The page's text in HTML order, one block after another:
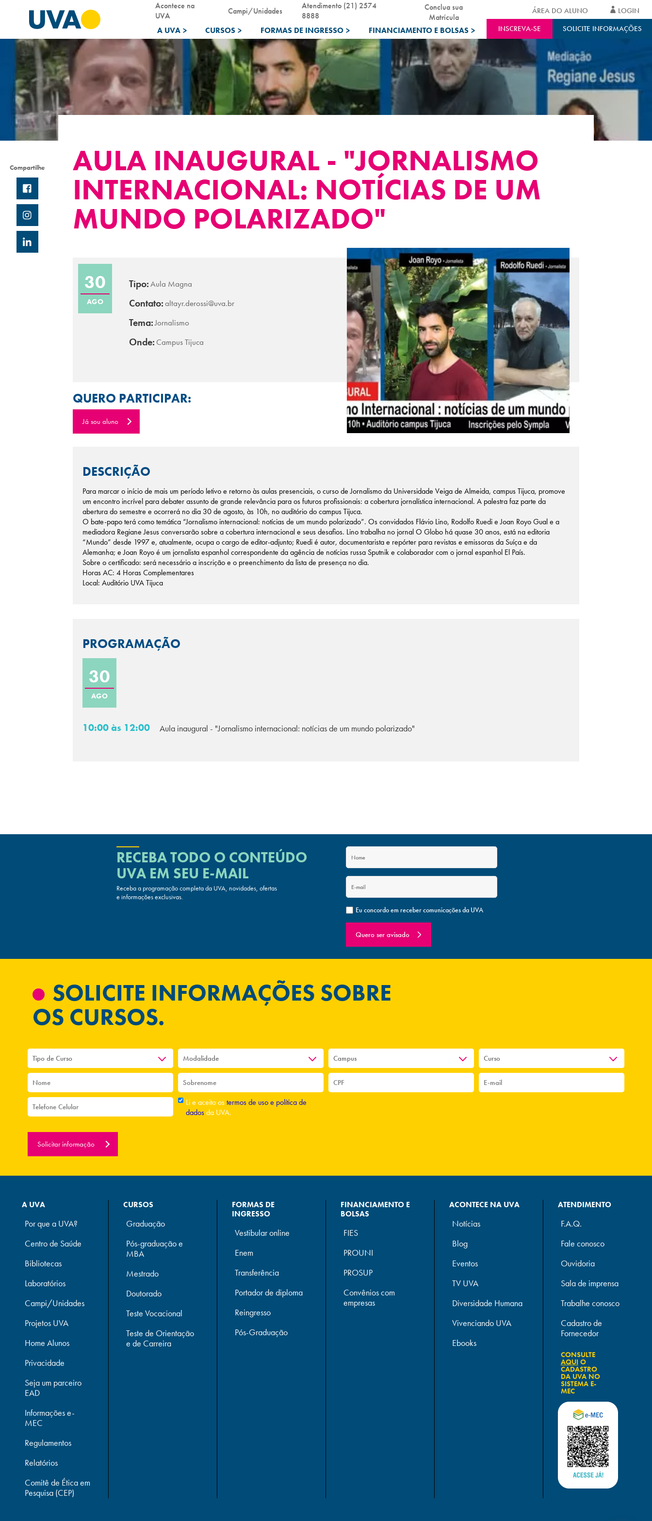
A UVA > CURSOS > FORMAS DE INGRESSO > FINANCIAMENTO E BOLSAS >
Acontece na
UVA
Campi/Unidades
Atendimento (21) 2574
8888
Conclua sua
Matrícula
INSCREVA-SE SOLICITE INFORMAÇÕES
ÁREA DO ALUNO LOGIN
AULA INAUGURAL - "JORNALISMO
INTERNACIONAL: NOTÍCIAS DE UM
MUNDO POLARIZADO"
Compartilhe
30
AGO
Tipo:Aula Magna
Contato:altayr.derossi@uva.br
Tema:Jornalismo
Onde: Campus Tijuca
QUERO PARTICIPAR:
Já sou aluno
DESCRIÇÃO
Para marcar o início de mais um período letivo e retorno às aulas presenciais, o curso de Jornalismo da Universidade Veiga de Almeida, campus Tijuca, promove
um encontro incrível para debater assunto de grande relevância para os futuros profissionais: a cobertura jornalística internacional. A palestra faz parte da
abertura do semestre e ocorrerá no dia 30 de agosto, às 10h, no auditório do campus Tijuca.
O bate-papo terá como temática “Jornalismo internacional: notícias de um mundo polarizado”. Os convidados Flávio Lino, Rodolfo Ruedi e Joan Royo Gual e a
mediadora Regiane Jesus conversarão sobre a cobertura internacional e seus desafios. Lino trabalha no jornal O Globo há quase 30 anos, está na editoria
“Mundo” desde 1997 e, atualmente, ocupa o cargo de editor-adjunto; Ruedi é autor, documentarista e repórter para revistas e emissoras da Suíça e da
Alemanha; e Joan Royo é um jornalista espanhol correspondente da agência de notícias russa Sputnik e colaborador com o jornal espanhol El País.
Sobre o certificado: será necessário a inscrição e o preenchimento da lista de presença no dia.
Horas AC: 4 Horas Complementares
Local: Auditório UVA Tijuca
PROGRAMAÇÃO
30
AGO
10:00 às 12:00 Aula inaugural - "Jornalismo internacional: notícias de um mundo polarizado"
RECEBA TODO O CONTEÚDO
UVAEM SEU E-MAIL
Receba a programação completa da UVA, novidades, ofertas
e informações exclusivas.
Eu concordo em receber comunicações da UVA
Quero ser avisado
SOLICITE INFORMAÇÕES SOBRE
OS CURSOS.
Li e aceito ostermos de uso e política de
dadosda UVA.
Solicitar informação
A UVA
Por que a UVA?
Centro de Saúde
Bibliotecas
Laboratórios
Campi/Unidades
Projetos UVA
Home Alunos
Privacidade
Seja um parceiro
EAD
Informações e-
MEC
Regulamentos
Relatórios
Comitê de Ética em
Pesquisa (CEP)
CURSOS
Graduação
Pós-graduação e
MBA
Mestrado
Doutorado
Teste Vocacional
Teste de Orientação
e de Carreira
FORMAS DE
INGRESSO
Vestibular online
Enem
Transferência
Portador de diploma
Reingresso
Pós-Graduação
FINANCIAMENTO E
BOLSAS
FIES
PROUNI
PROSUP
Convênios com
empresas
ACONTECE NA UVA
Notícias
Blog
Eventos
TV UVA
Diversidade Humana
Vivenciando UVA
Ebooks
ATENDIMENTO
F.A.Q.
Fale conosco
Ouvidoria
Sala de imprensa
Trabalhe conosco
Cadastro de
Fornecedor
CONSULTE
AQUIO
CADASTRO
DA UVA NO
SISTEMA E-
MEC